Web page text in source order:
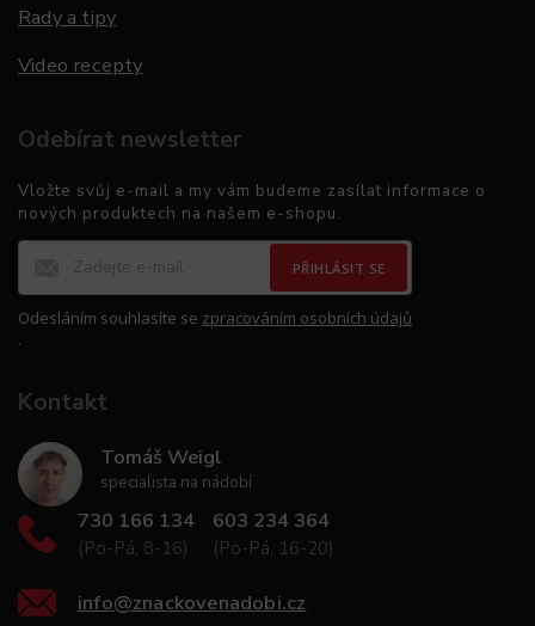
Rady a tipy
Video recepty
Odebírat newsletter
Vložte svůj e-mail a my vám budeme zasílat informace o
nových produktech na našem e-shopu.
PŘIHLÁSIT SE
Odesláním souhlasíte se zpracováním osobních údajů
.
Kontakt
Tomáš Weigl
specialista na nádobí
730 166 134
(Po-Pá, 8-16)
603 234 364
(Po-Pá, 16-20)
info@znackovenadobi.cz